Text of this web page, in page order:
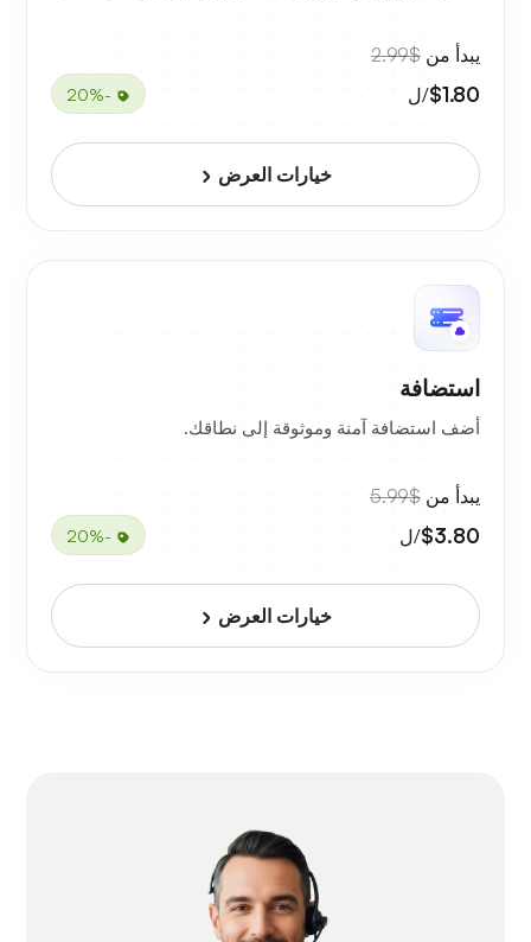
يبدأ من $2.99
$1.80/ل -20%
خيارات العرض
استضافة
أضف استضافة آمنة وموثوقة إلى نطاقك.
يبدأ من $5.99
$3.80/ل -20%
خيارات العرض